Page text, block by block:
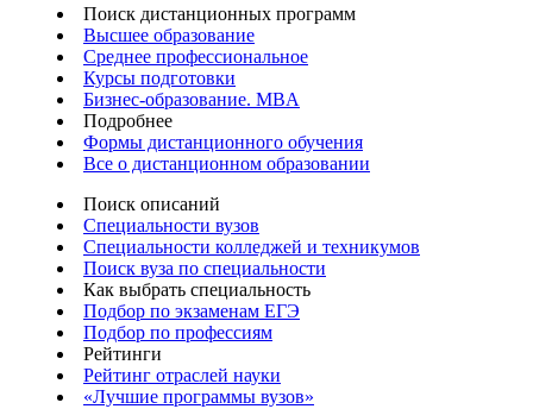
Поиск дистанционных программ
Высшее образование
Среднее профессиональное
Курсы подготовки
Бизнес-образование. MBA
Подробнее
Формы дистанционного обучения
Все о дистанционном образовании
Поиск описаний
Специальности вузов
Специальности колледжей и техникумов
Поиск вуза по специальности
Как выбрать специальность
Подбор по экзаменам ЕГЭ
Подбор по профессиям
Рейтинги
Рейтинг отраслей науки
«Лучшие программы вузов»